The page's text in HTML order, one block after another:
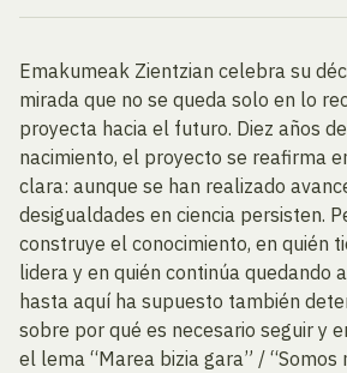
Emakumeak Zientzian celebra su
mirada que no se queda solo en lo
proyecta hacia el futuro. Diez años
nacimiento, el proyecto se reafirma
clara: aunque se han realizado
desigualdades en ciencia persisten.
construye el conocimiento, en quién
lidera y en quién continúa quedando
hasta aquí ha supuesto también
sobre por qué es necesario seguir y
el lema “Marea bizia gara” / “Somos